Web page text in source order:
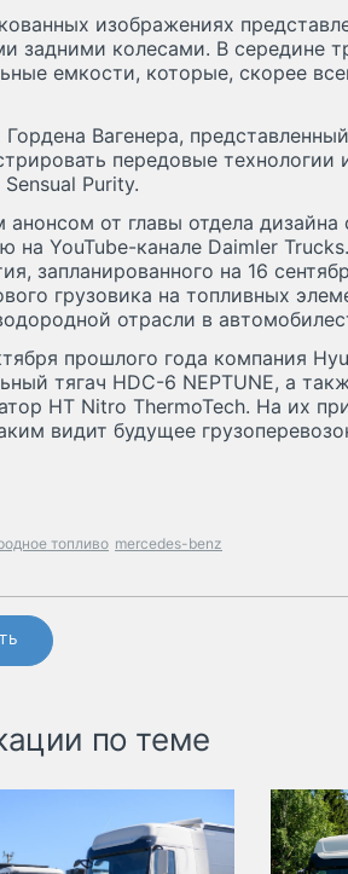
изображениях
задними колесами. В середине
емкости, которые, скорее
Вагенера,
передовые
Purity.
от главы отдела
на YouTube-канале Daimler
запланированного на 16
грузовика на топливных
отрасли в
прошлого года компания
тягач HDC-6 NEPTUNE, а
HT Nitro ThermoTech. На их
видит будущее
топливо mercedes-benz
по теме